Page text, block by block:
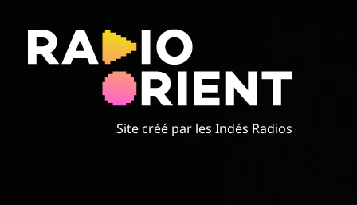
Site créé par les Indés Radios